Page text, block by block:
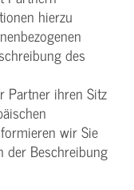
hierzu
des
Partner ihren Sitz
wir Sie
der Beschreibung